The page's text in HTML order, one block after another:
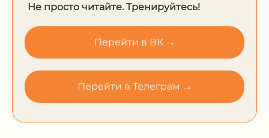
Не просто читайте. Тренируйтесь!
Перейти в ВК →
Перейти в Телеграм →